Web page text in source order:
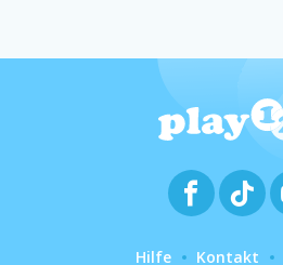
Hilfe Kontakt